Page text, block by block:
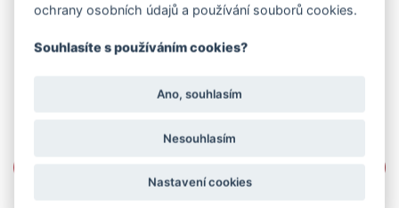
ochrany osobních údajů a používání souborů cookies.
Souhlasíte s používáním cookies?
Ano, souhlasím
Nesouhlasím
Nastavení cookies